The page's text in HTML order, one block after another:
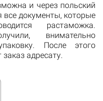
и через польский
документы, которые
растаможка.
внимательно
После этого
адресату.